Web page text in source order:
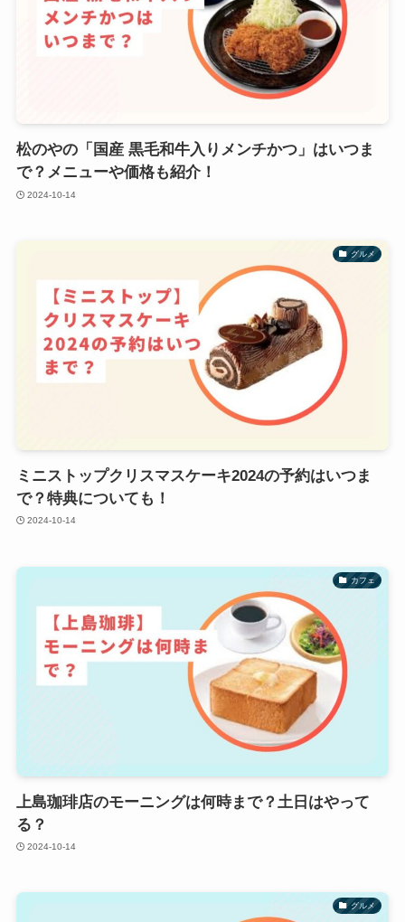
松のやの「国産 黒毛和牛入りメンチかつ」はいつま
で？メニューや価格も紹介！
2024-10-14
グルメ
ミニストップクリスマスケーキ2024の予約はいつま
で？特典についても！
2024-10-14
カフェ
上島珈琲店のモーニングは何時まで？土日はやって
る？
2024-10-14
グルメ